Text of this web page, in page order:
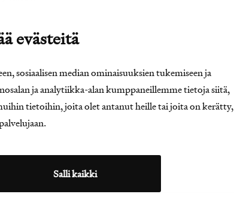
evästeitä
sosiaalisen median ominaisuuksien tukemiseen ja
ja analytiikka-alan kumppaneillemme tietoja siitä,
tietoihin, joita olet antanut heille tai joita on kerätty,
Salli kaikki